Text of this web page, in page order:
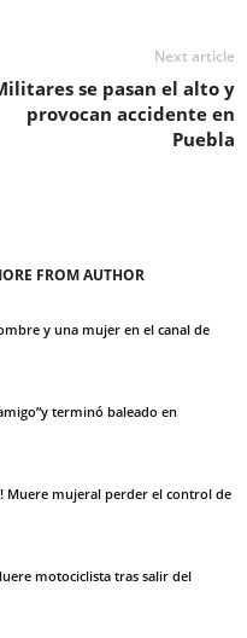
Next article
se pasan el alto y
provocan accidente en
Puebla
FROM AUTHOR
y una mujer en el canal de
terminó baleado en
Muere mujeral perder el control de
motociclista tras salir del